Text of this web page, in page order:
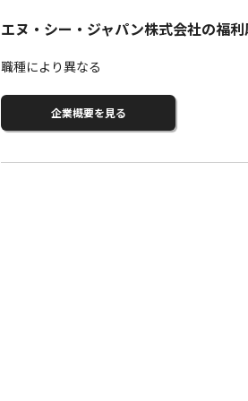
エヌ・シー・ジャパン株式会社の福
職種により異なる
企業概要を見る